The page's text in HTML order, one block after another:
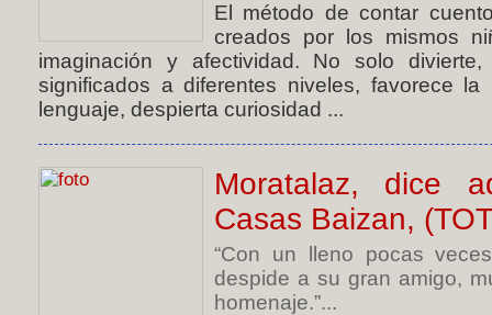
El método de contar
creados por los mismos
imaginación y afectividad. No solo
significados a diferentes niveles, favorece
lenguaje, despierta curiosidad ...
Moratalaz, dice
Casas Baizan,
“Con un lleno pocas
despide a su gran amigo,
homenaje.”...